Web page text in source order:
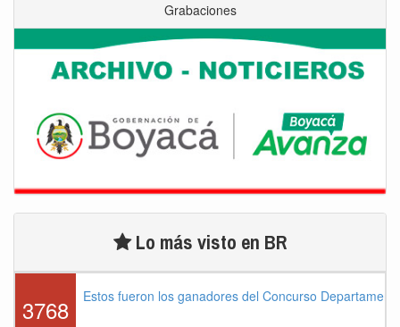
Grabaciones
Lo más visto en BR
3768 Estos fueron los ganadores del Concurso